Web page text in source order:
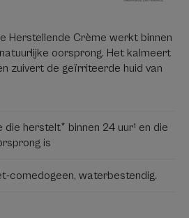
Herstellende Crème werkt binnen
natuurlijke oorsprong. Het kalmeert
zuivert de geïrriteerde huid van
die herstelt* binnen 24 uur¹ en die
is
comedogeen, waterbestendig.